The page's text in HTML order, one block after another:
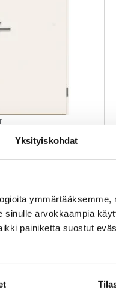
Yksityiskohdat
arvokkaampia
painiketta suostut
valkoinen
1–3 arkipäivää